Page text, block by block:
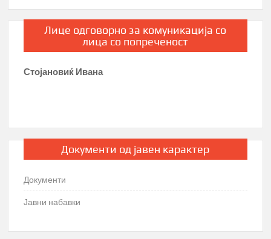
Лице одговорно за комуникација со
лица со попреченост
Стојановиќ Ивана
Документи од јавен карактер
Документи
Јавни набавки